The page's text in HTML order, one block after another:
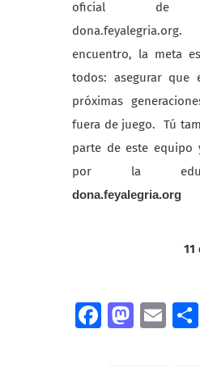
oficial de
encuentro, la meta
todos: asegurar
próximas
fuera de juego.
Tú
parte de este equipo
por la
dona.feyalegria.org
11
FacebookMastodon
Email